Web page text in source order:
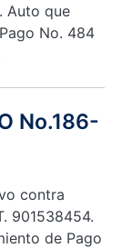
Auto que
No. 484
No.186-
contra
901538454.
de Pago